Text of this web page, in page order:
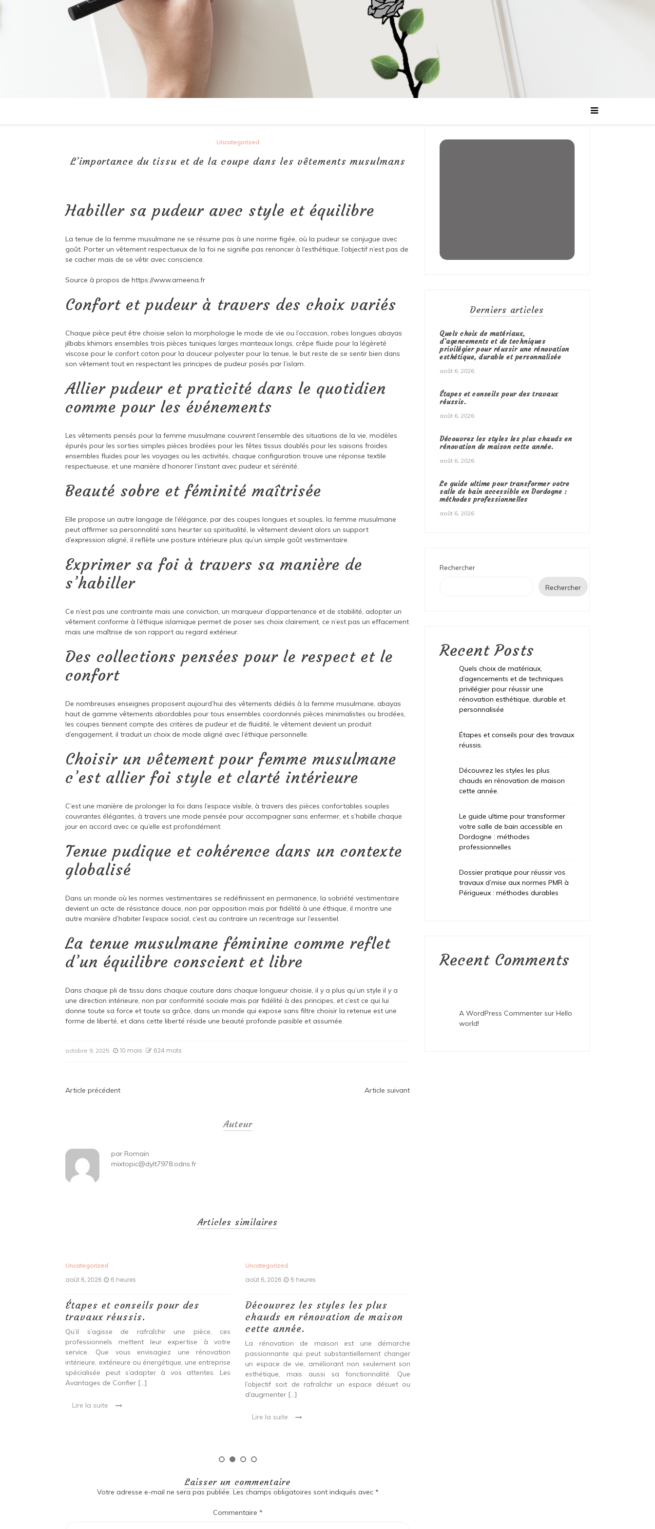
Uncategorized
L’importance du tissu et de la coupe dans les vêtements musulmans
Habiller sa pudeur avec style et équilibre
La tenue de la femme musulmane ne se résume pas à une norme figée, où la pudeur se conjugue avec
goût. Porter un vêtement respectueux de la foi ne signifie pas renoncer à l’esthétique, l’objectif n’est pas de
se cacher mais de se vêtir avec conscience.
Source à propos dehttps://www.ameena.fr
Confort et pudeur à travers des choix variés
Chaque pièce peut être choisie selon la morphologie le mode de vie ou l’occasion, robes longues abayas
jilbabs khimars ensembles trois pièces tuniques larges manteaux longs, crêpe fluide pour la légèreté
viscose pour le confort coton pour la douceur polyester pour la tenue, le but reste de se sentir bien dans
son vêtement tout en respectant les principes de pudeur posés par l’islam.
Allier pudeur et praticité dans le quotidien
comme pour les événements
Les vêtements pensés pour la femme musulmane couvrent l’ensemble des situations de la vie, modèles
épurés pour les sorties simples pièces brodées pour les fêtes tissus doublés pour les saisons froides
ensembles fluides pour les voyages ou les activités, chaque configuration trouve une réponse textile
respectueuse, et une manière d’honorer l’instant avec pudeur et sérénité.
Beauté sobre et féminité maîtrisée
Elle propose un autre langage de l’élégance, par des coupes longues et souples, la femme musulmane
peut affirmer sa personnalité sans heurter sa spiritualité, le vêtement devient alors un support
d’expression aligné, il reflète une posture intérieure plus qu’un simple goût vestimentaire.
Exprimer sa foi à travers sa manière de
s’habiller
Ce n’est pas une contrainte mais une conviction, un marqueur d’appartenance et de stabilité, adopter un
vêtement conforme à l’éthique islamique permet de poser ses choix clairement, ce n’est pas un effacement
mais une maîtrise de son rapport au regard extérieur.
Des collections pensées pour le respect et le
confort
De nombreuses enseignes proposent aujourd’hui des vêtements dédiés à la femme musulmane, abayas
haut de gamme vêtements abordables pour tous ensembles coordonnés pièces minimalistes ou brodées,
les coupes tiennent compte des critères de pudeur et de fluidité, le vêtement devient un produit
d’engagement, il traduit un choix de mode aligné avec l’éthique personnelle.
Choisir un vêtement pour femme musulmane
c’est allier foi style et clarté intérieure
C’est une manière de prolonger la foi dans l’espace visible, à travers des pièces confortables souples
couvrantes élégantes, à travers une mode pensée pour accompagner sans enfermer, et s’habille chaque
jour en accord avec ce qu’elle est profondément.
Tenue pudique et cohérence dans un contexte
globalisé
Dans un monde où les normes vestimentaires se redéfinissent en permanence, la sobriété vestimentaire
devient un acte de résistance douce, non par opposition mais par fidélité à une éthique, il montre une
autre manière d’habiter l’espace social, c’est au contraire un recentrage sur l’essentiel.
La tenue musulmane féminine comme reflet
d’un équilibre conscient et libre
Dans chaque pli de tissu dans chaque couture dans chaque longueur choisie, il y a plus qu’un style il y a
une direction intérieure, non par conformité sociale mais par fidélité à des principes, et c’est ce qui lui
donne toute sa force et toute sa grâce, dans un monde qui expose sans filtre choisir la retenue est une
forme de liberté, et dans cette liberté réside une beauté profonde paisible et assumée.
octobre 9, 2025 10 mois 624 mots
Navigation
Article précédent Article suivant
Auteur
par Romain
mixtopic@dylt7978.odns.fr
Articles similaires
Uncategorized
août 6, 2026 6 heures
Étapes et conseils pour des
travaux réussis.
Qu’il s’agisse de rafraîchir une pièce, ces
professionnels mettent leur expertise à votre
service. Que vous envisagiez une rénovation
intérieure, extérieure ou énergétique, une entreprise
spécialisée peut s’adapter à vos attentes. Les
Avantages de Confier […]
Lire la suite
Uncategorized
août 6, 2026 6 heures
Découvrez les styles les plus
chauds en rénovation de maison
cette année.
La rénovation de maison est une démarche
passionnante qui peut substantiellement changer
un espace de vie, améliorant non seulement son
esthétique, mais aussi sa fonctionnalité. Que
l’objectif soit de rafraîchir un espace désuet ou
d’augmenter […]
Lire la suite
Laisser un commentaire
Votre adresse e-mail ne sera pas publiée. Les champs obligatoires sont indiqués avec *
Commentaire *
Derniers articles
Quels choix de matériaux,
d’agencements et de techniques
privilégier pour réussir une rénovation
esthétique, durable et personnalisée
août 6, 2026
Étapes et conseils pour des travaux
réussis.
août 6, 2026
Découvrez les styles les plus chauds en
rénovation de maison cette année.
août 6, 2026
Le guide ultime pour transformer votre
salle de bain accessible en Dordogne :
méthodes professionnelles
août 6, 2026
Rechercher
Rechercher
Recent Posts
Quels choix de matériaux,
d’agencements et de techniques
privilégier pour réussir une
rénovation esthétique, durable et
personnalisée
Étapes et conseils pour des travaux
réussis.
Découvrez les styles les plus
chauds en rénovation de maison
cette année.
Le guide ultime pour transformer
votre salle de bain accessible en
Dordogne : méthodes
professionnelles
Dossier pratique pour réussir vos
travaux d’mise aux normes PMR à
Périgueux : méthodes durables
Recent Comments
A WordPress Commenter surHello
world!